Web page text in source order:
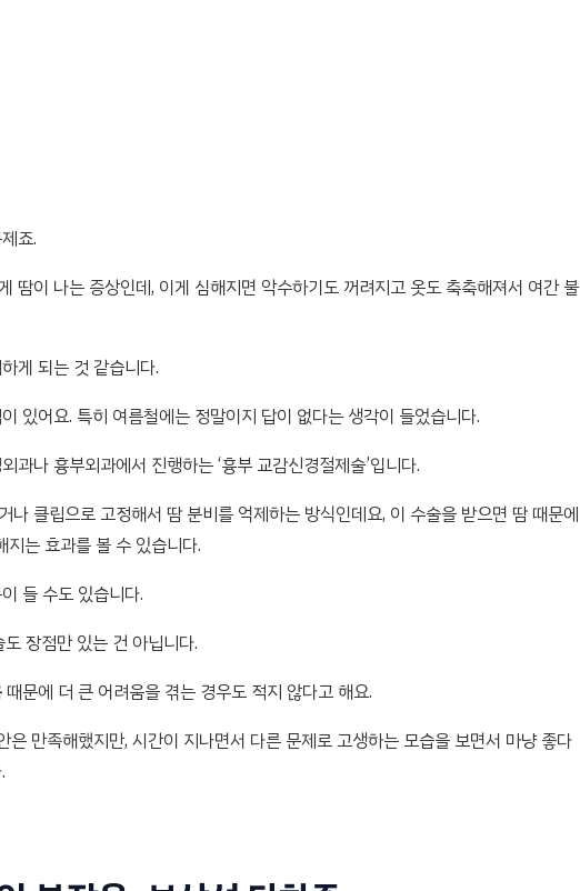
죠.
땀이 나는 증상인데, 이게 심해지면 악수하기도 꺼려지고 옷도 축축해져서 여간 불
게 되는 것 같습니다.
있어요. 특히 여름철에는 정말이지 답이 없다는 생각이 들었습니다.
과나 흉부외과에서 진행하는 ‘흉부 교감신경절제술’입니다.
나 클립으로 고정해서 땀 분비를 억제하는 방식인데요, 이 수술을 받으면 땀 때문에
는 효과를 볼 수 있습니다.
들 수도 있습니다.
장점만 있는 건 아닙니다.
때문에 더 큰 어려움을 겪는 경우도 적지 않다고 해요.
은 만족해했지만, 시간이 지나면서 다른 문제로 고생하는 모습을 보면서 마냥 좋다